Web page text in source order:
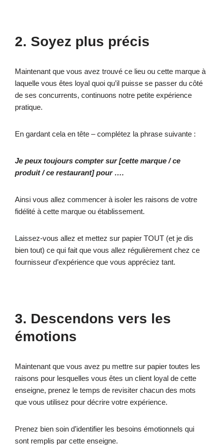
2. Soyez plus précis
Maintenant que vous avez trouvé ce lieu ou cette marque à
laquelle vous êtes loyal quoi qu’il puisse se passer du côté
de ses concurrents, continuons notre petite expérience
pratique.
En gardant cela en tête – complétez la phrase suivante :
Je peux toujours compter sur [cette marque / ce
produit / ce restaurant] pour ….
Ainsi vous allez commencer à isoler les raisons de votre
fidélité à cette marque ou établissement.
Laissez-vous allez et mettez sur papier TOUT (et je dis
bien tout) ce qui fait que vous allez régulièrement chez ce
fournisseur d’expérience que vous appréciez tant.
3. Descendons vers les
émotions
Maintenant que vous avez pu mettre sur papier toutes les
raisons pour lesquelles vous êtes un client loyal de cette
enseigne, prenez le temps de revisiter chacun des mots
que vous utilisez pour décrire votre expérience.
Prenez bien soin d’identifier les besoins émotionnels qui
sont remplis par cette enseigne.